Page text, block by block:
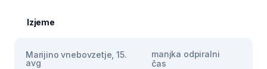
Izjeme
Marijino vnebovzetje, 15.
avg
manjka odpiralni
čas